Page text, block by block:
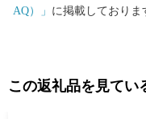
AQ）」 に掲載しておりま
この返礼品を見てい